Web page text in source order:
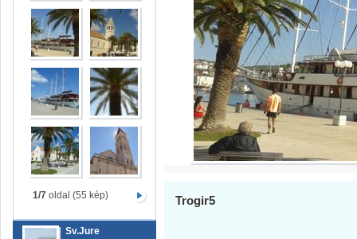
1/7oldal (55 kép)
Sv.Jure
Trogir5